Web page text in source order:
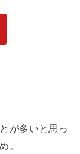
が多いと思っ
。